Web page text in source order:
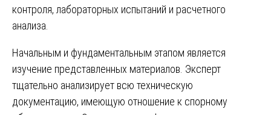
контроля, лабораторных испытаний и расчетного
анализа.
Начальным и фундаментальным этапом является
изучение представленных материалов. Эксперт
тщательно анализирует всю техническую
документацию, имеющую отношение к спорному